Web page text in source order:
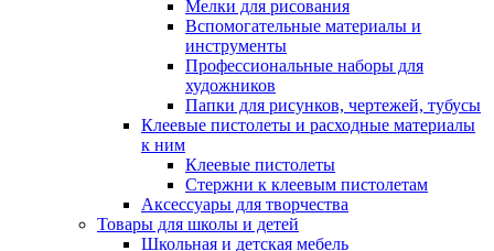
Мелки для рисования
Вспомогательные материалы и
инструменты
Профессиональные наборы для
художников
Папки для рисунков, чертежей, тубусы
Клеевые пистолеты и расходные материалы
к ним
Клеевые пистолеты
Стержни к клеевым пистолетам
Аксессуары для творчества
Товары для школы и детей
Школьная и детская мебель